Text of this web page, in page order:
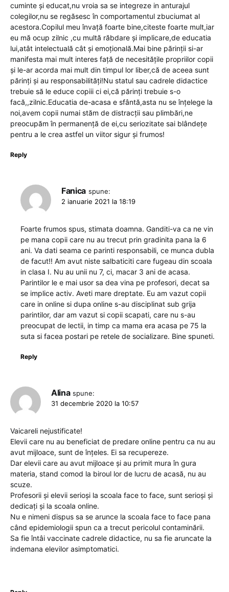
cuminte și educat,nu vroia sa se integreze in anturajul
colegilor,nu se regăsesc în comportamentul zbuciumat al
acestora.Copilul meu învață foarte bine,citeste foarte mult,iar
eu mă ocup zilnic ,cu multă răbdare și implicare,de educatia
lui,atât intelectuală cât și emoțională.Mai bine părinții si-ar
manifesta mai mult interes față de necesitățile propriilor copii
și le-ar acorda mai mult din timpul lor liber,că de aceea sunt
părinți și au responsabilități!Nu statul sau cadrele didactice
trebuie să le educe copiii ci ei,că părinți trebuie s-o
facă,,zilnic.Educatia de-acasa e sfântă,asta nu se înțelege la
noi,avem copii numai stăm de distracții sau plimbări,ne
preocupăm în permanență de ei,cu seriozitate sai blândețe
pentru a le crea astfel un viitor sigur și frumos!
Reply
Fanica spune:
2 ianuarie 2021 la 18:19
Foarte frumos spus, stimata doamna. Ganditi-va ca ne vin
pe mana copii care nu au trecut prin gradinita pana la 6
ani. Va dati seama ce parinti responsabili, ce munca dubla
de facut!! Am avut niste salbaticiti care fugeau din scoala
in clasa I. Nu au unii nu 7, ci, macar 3 ani de acasa.
Parintilor le e mai usor sa dea vina pe profesori, decat sa
se implice activ. Aveti mare dreptate. Eu am vazut copii
care in online si dupa online s-au disciplinat sub grija
parintilor, dar am vazut si copii scapati, care nu s-au
preocupat de lectii, in timp ca mama era acasa pe 75 la
suta si facea postari pe retele de socializare. Bine spuneti.
Reply
Alina spune:
31 decembrie 2020 la 10:57
Vaicareli nejustificate!
Elevii care nu au beneficiat de predare online pentru ca nu au
avut mijloace, sunt de înțeles. Ei sa recupereze.
Dar elevii care au avut mijloace și au primit mura în gura
materia, stand comod la biroul lor de lucru de acasă, nu au
scuze.
Profesorii și elevii serioși la scoala face to face, sunt serioși și
dedicați și la scoala online.
Nu e nimeni dispus sa se arunce la scoala face to face pana
când epidemiologii spun ca a trecut pericolul contaminării.
Sa fie întâi vaccinate cadrele didactice, nu sa fie aruncate la
indemana elevilor asimptomatici.